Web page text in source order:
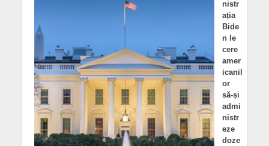
nistr
ația
Bide
n le
cere
amer
icanil
or
să-și
admi
nistr
eze
doze